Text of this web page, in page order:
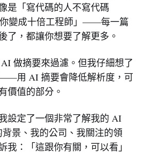
是「寫代碼的人不寫代碼
你變成十倍工程師」——每一篇
了，都讓你想要了解更多。
做摘要來過濾。但我仔細想了
用 AI 摘要會降低解析度，可
價值的部分。
設定了一個非常了解我的 AI
景、我的公司、我關注的領
我：「這跟你有關，可以看」